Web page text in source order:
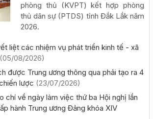
Ngoại giao lần thứ 33
về 17 khu đất đấu giá quyền sử dụng
Đắk Lắk
tiếp nhận hồ sơ đề nghị chấp thuận
dự án: Nhà máy sản xuất viên nén gỗ
phòng thủ (KVPT) kết hợp phòng
thủ dân sự (PTDS) tỉnh Đắk Lắk năm
2026.
liệt các nhiệm vụ phát triển kinh tế - xã
(05/08/2026)
được Trung ương thông qua phải tạo ra 4
lược (23/07/2026)
chí về ngày làm việc thứ ba Hội nghị lần
hành Trung ương Đảng khóa XIV